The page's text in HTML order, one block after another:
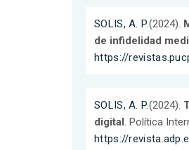
SOLIS, A. P.(2024).
de infidelidad
https://
SOLIS, A. P.(2024).
digital . Política
https://